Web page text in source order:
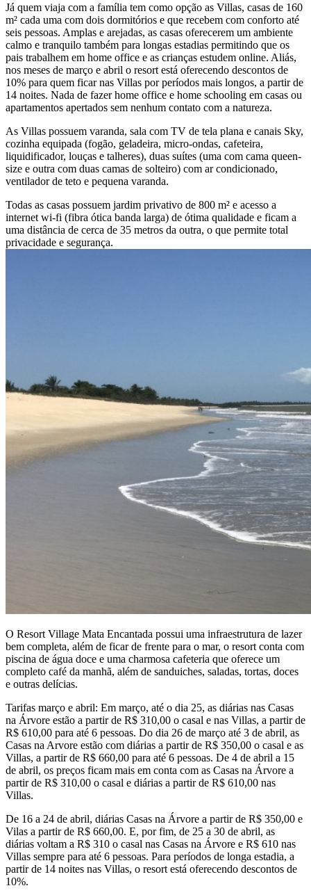
Já quem viaja com a família tem como opção as Villas, casas de 160
m² cada uma com dois dormitórios e que recebem com conforto até
seis pessoas. Amplas e arejadas, as casas oferecerem um ambiente
calmo e tranquilo também para longas estadias permitindo que os
pais trabalhem em home office e as crianças estudem online. Aliás,
nos meses de março e abril o resort está oferecendo descontos de
10% para quem ficar nas Villas por períodos mais longos, a partir de
14 noites. Nada de fazer home office e home schooling em casas ou
apartamentos apertados sem nenhum contato com a natureza.
As Villas possuem varanda, sala com TV de tela plana e canais Sky,
cozinha equipada (fogão, geladeira, micro-ondas, cafeteira,
liquidificador, louças e talheres), duas suítes (uma com cama queen-
size e outra com duas camas de solteiro) com ar condicionado,
ventilador de teto e pequena varanda.
Todas as casas possuem jardim privativo de 800 m² e acesso a
internet wi-fi (fibra ótica banda larga) de ótima qualidade e ficam a
uma distância de cerca de 35 metros da outra, o que permite total
privacidade e segurança.
O Resort Village Mata Encantada possui uma infraestrutura de lazer
bem completa, além de ficar de frente para o mar, o resort conta com
piscina de água doce e uma charmosa cafeteria que oferece um
completo café da manhã, além de sanduiches, saladas, tortas, doces
e outras delícias.
Tarifas março e abril: Em março, até o dia 25, as diárias nas Casas
na Árvore estão a partir de R$ 310,00 o casal e nas Villas, a partir de
R$ 610,00 para até 6 pessoas. Do dia 26 de março até 3 de abril, as
Casas na Arvore estão com diárias a partir de R$ 350,00 o casal e as
Villas, a partir de R$ 660,00 para até 6 pessoas. De 4 de abril a 15
de abril, os preços ficam mais em conta com as Casas na Árvore a
partir de R$ 310,00 o casal e diárias a partir de R$ 610,00 nas
Villas.
De 16 a 24 de abril, diárias Casas na Árvore a partir de R$ 350,00 e
Vilas a partir de R$ 660,00. E, por fim, de 25 a 30 de abril, as
diárias voltam a R$ 310 o casal nas Casas na Árvore e R$ 610 nas
Villas sempre para até 6 pessoas. Para períodos de longa estadia, a
partir de 14 noites nas Villas, o resort está oferecendo descontos de
10%.